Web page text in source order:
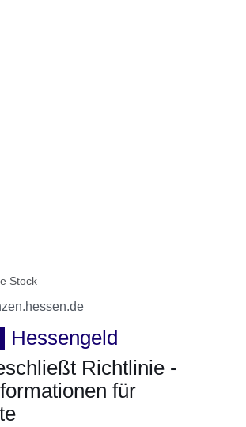
Stock
Hessengeld
Richtlinie -
für